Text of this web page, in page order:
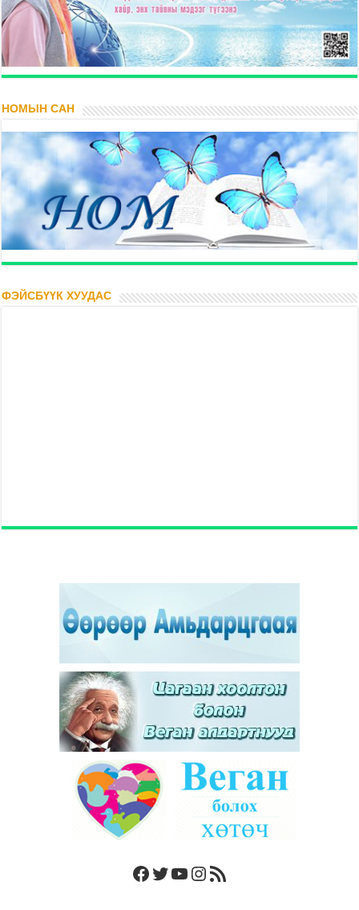
НОМЫН САН
ФЭЙСБҮҮК ХУУДАС
Facebook
Twitter
YouTube
Instagram
RSS Feed